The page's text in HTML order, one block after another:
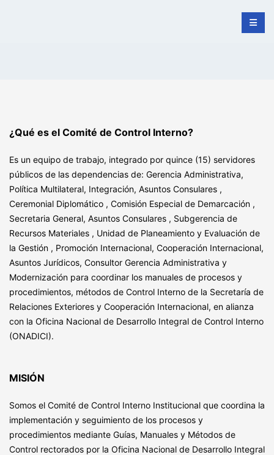
¿Qué es el Comité de Control Interno?
Es un equipo de trabajo, integrado por quince (15) servidores
públicos de las dependencias de: Gerencia Administrativa,
Política Multilateral, Integración, Asuntos Consulares ,
Ceremonial Diplomático , Comisión Especial de Demarcación ,
Secretaria General, Asuntos Consulares , Subgerencia de
Recursos Materiales , Unidad de Planeamiento y Evaluación de
la Gestión , Promoción Internacional, Cooperación Internacional,
Asuntos Jurídicos, Consultor Gerencia Administrativa y
Modernización para coordinar los manuales de procesos y
procedimientos, métodos de Control Interno de la Secretaría de
Relaciones Exteriores y Cooperación Internacional, en alianza
con la Oficina Nacional de Desarrollo Integral de Control Interno
(ONADICI).
MISIÓN
Somos el Comité de Control Interno Institucional que coordina la
implementación y seguimiento de los procesos y
procedimientos mediante Guías, Manuales y Métodos de
Control rectorados por la Oficina Nacional de Desarrollo Integral